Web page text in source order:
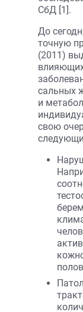
СбД [1].
До
точную
(2011)
сальных
и
свою